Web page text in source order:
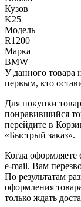
Кузов
K25
Модель
R1200
Марка
BMW
У данного товара
первым, кто
Для покупки
понравившийся
перейдите в
«Быстрый заказ».
Когда
e-mail. Вам
По результатам
оформления
только ждать